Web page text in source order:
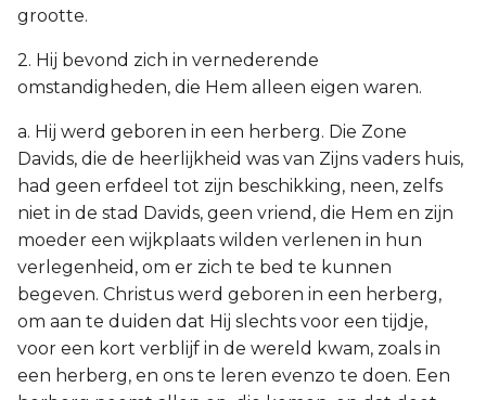
grootte.
2. Hij bevond zich in vernederende
omstandigheden, die Hem alleen eigen waren.
a. Hij werd geboren in een herberg. Die Zone
Davids, die de heerlijkheid was van Zijns vaders huis,
had geen erfdeel tot zijn beschikking, neen, zelfs
niet in de stad Davids, geen vriend, die Hem en zijn
moeder een wijkplaats wilden verlenen in hun
verlegenheid, om er zich te bed te kunnen
begeven. Christus werd geboren in een herberg,
om aan te duiden dat Hij slechts voor een tijdje,
voor een kort verblijf in de wereld kwam, zoals in
een herberg, en ons te leren evenzo te doen. Een